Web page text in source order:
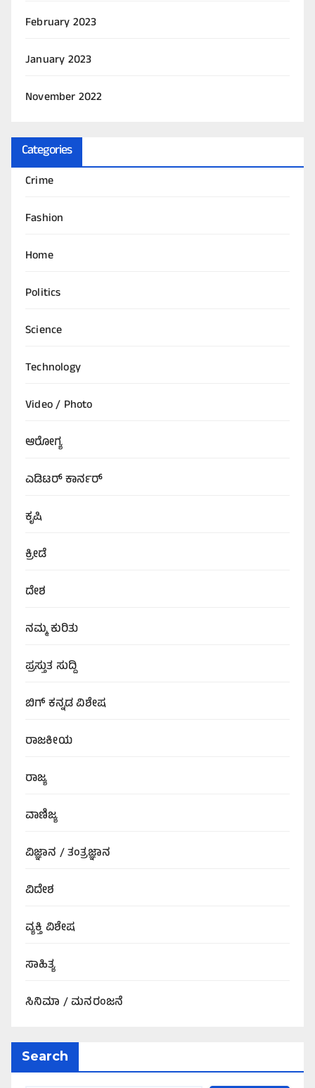
February 2023
January 2023
November 2022
Categories
Crime
Fashion
Home
Politics
Science
Technology
Video / Photo
ಆರೋಗ್ಯ
ಎಡಿಟರ್‌ ಕಾರ್ನರ್
ಕೃಷಿ
ಕ್ರೀಡೆ
ದೇಶ
ನಮ್ಮ ಕುರಿತು
ಪ್ರಸ್ತುತ ಸುದ್ದಿ
ಬಿಗ್‌ ಕನ್ನಡ ವಿಶೇಷ
ರಾಜಕೀಯ
ರಾಜ್ಯ
ವಾಣಿಜ್ಯ
ವಿಜ್ಞಾನ / ತಂತ್ರಜ್ಞಾನ
ವಿದೇಶ
ವ್ಯಕ್ತಿ ವಿಶೇಷ
ಸಾಹಿತ್ಯ
ಸಿನಿಮಾ / ಮನರಂಜನೆ
Search